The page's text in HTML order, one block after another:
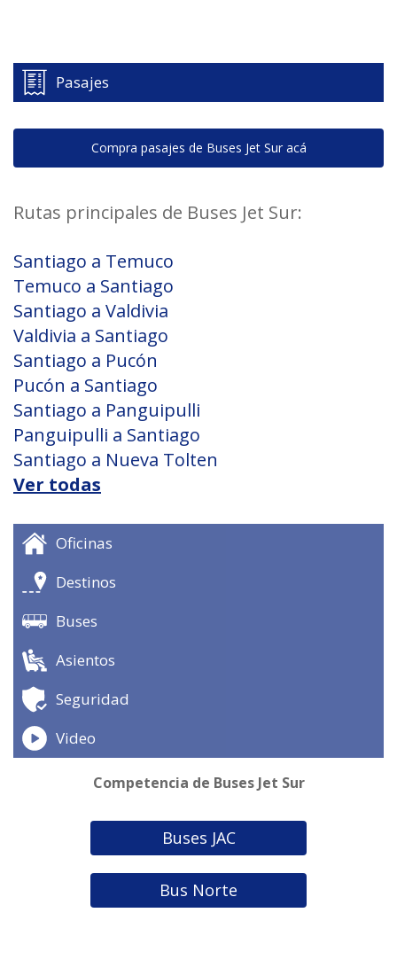
Pasajes
Compra pasajes de Buses Jet Sur acá
Rutas principales de Buses Jet Sur:
Santiago a Temuco
Temuco a Santiago
Santiago a Valdivia
Valdivia a Santiago
Santiago a Pucón
Pucón a Santiago
Santiago a Panguipulli
Panguipulli a Santiago
Santiago a Nueva Tolten
Ver todas
Oficinas
Destinos
Buses
Asientos
Seguridad
Video
Competencia de Buses Jet Sur
Buses JAC
Bus Norte